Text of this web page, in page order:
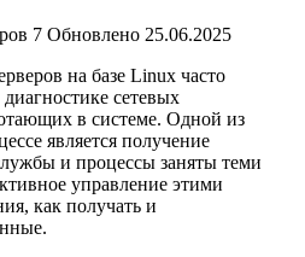
7 Обновлено 25.06.2025
на базе Linux часто
сетевых
в системе. Одной из
является получение
и процессы заняты теми
управление этими
как получать и